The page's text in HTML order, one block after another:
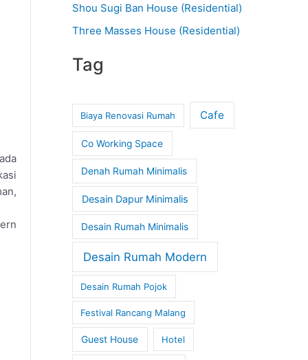
Shou Sugi Ban House (Residential)
Three Masses House (Residential)
Tag
Biaya Renovasi Rumah Cafe
Co Working Space
Denah Rumah Minimalis
Desain Dapur Minimalis
Desain Rumah Minimalis
Desain Rumah Modern
Desain Rumah Pojok
Festival Rancang Malang
Guest House Hotel